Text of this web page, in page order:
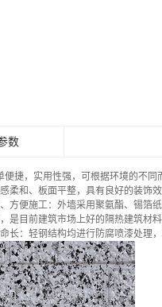
数
捷，实用性强，可根据环境的不
柔和、板面平整，具有良好的装饰
便施工：外墙采用聚氨酯、锡箔
是目前建筑市场上好的隔热建筑材
：轻钢结构均进行防腐喷漆处理，